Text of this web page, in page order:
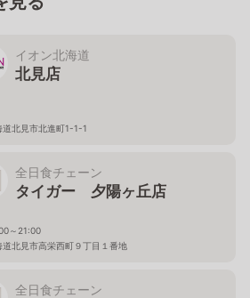
イオン北海道
北見店
道北見市北進町1-1-1
全日食チェーン
タイガー 夕陽ヶ丘店
～21:00
道北見市高栄西町９丁目１番地
全日食チェーン